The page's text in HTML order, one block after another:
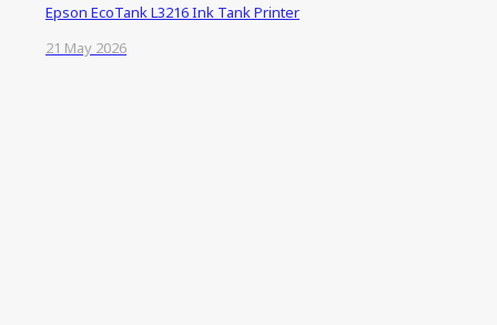
Epson EcoTank L3216 Ink Tank Printer
21 May 2026